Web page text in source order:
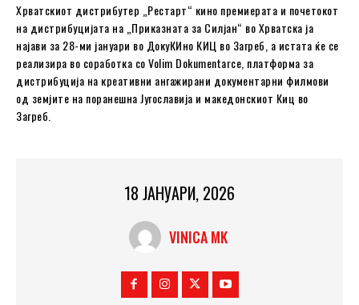
Хрватскиот дистрибутер „Рестарт“ кино премиерата и почетокот
на дистрибуцијата на „Приказната за Силјан“ во Хрватска ја
најави за 28-ми јануари во ДокуКИно КИЦ во Загреб, а истата ќе се
реализира во соработка со Volim Dokumentarce, платформа за
дистрибуција на креативни ангажирани документарни филмови
од земјите на поранешна Југославија и македонскиот Киц во
Загреб.
18 ЈАНУАРИ, 2026
VINICA MK